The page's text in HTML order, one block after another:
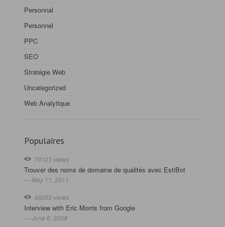
Personnal
Personnel
PPC
SEO
Stratégie Web
Uncategorized
Web Analytique
Populaires
70121 views
Trouver des noms de domaine de qualités avec EstiBot
— May 11, 2011
48253 views
Interview with Eric Morris from Google
— June 6, 2008